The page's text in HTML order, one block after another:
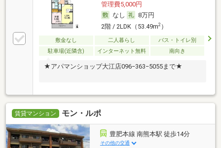
管理費5,000円
なし
8万円
2階 / 2LDK（53.49m2）
敷金なし 二人暮らし
バス・トイレ別
駐車場(近隣含)
インターネット無料 南向き
★アパマンショップ大江店096−363−5055まで★
賃貸マンション モン・ルポ
豊肥本線 南熊本駅 徒歩14分
その他の交通